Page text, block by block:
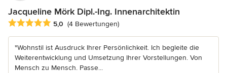
Jacqueline Mörk Dipl.-Ing. Innenarchitektin
Durchschnittliche Bewertung: 5 von 5 Sternen
5,0 (4 Bewertungen)
"Wohnstil ist Ausdruck Ihrer Persönlichkeit. Ich begleite die
Weiterentwicklung und Umsetzung Ihrer Vorstellungen. Von
Mensch zu Mensch. Passe...